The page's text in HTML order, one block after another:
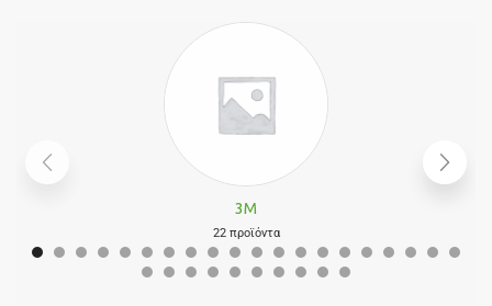
3M
22 προϊόντα